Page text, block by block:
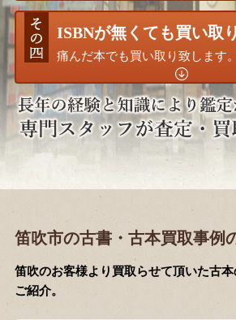
ISBNが無くても買い取り
痛んだ本でも買い取り致します。
笛吹市の古書・古本買取事例
笛吹のお客様より買取らせて頂いた古
ご紹介。